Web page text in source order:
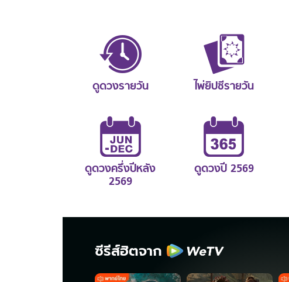
ดูดวงรายวัน ไพ่ยิปซีรายวัน
ดูดวงครึ่งปีหลัง
2569
ดูดวงปี 2569
ซีรีส์ฮิตจาก